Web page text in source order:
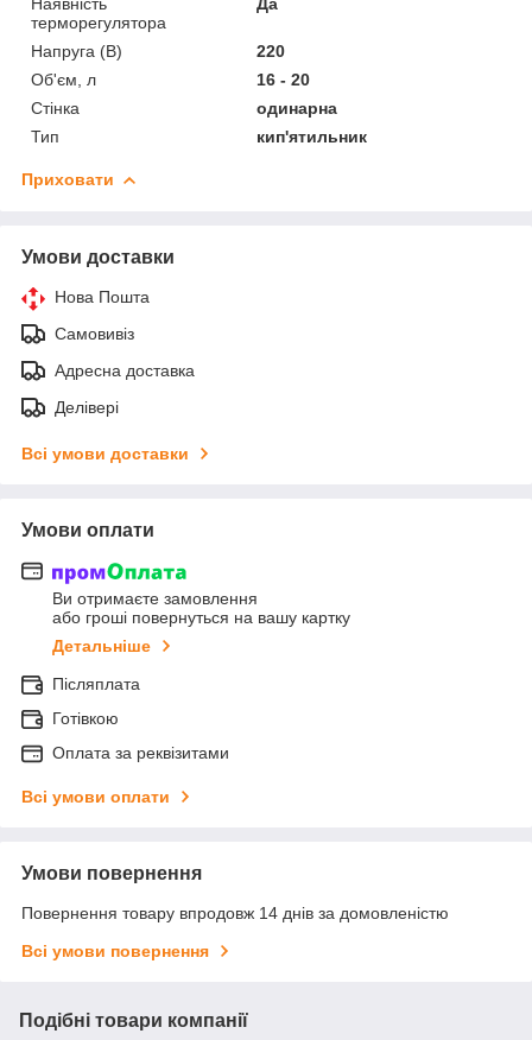
терморегулятора
Напруга (В)
220
Об'єм, л
16 - 20
Стінка
одинарна
Тип
кип'ятильник
Приховати
Умови доставки
Нова Пошта
Самовивіз
Адресна доставка
Делівері
Всі умови доставки
Умови оплати
Ви отримаєте замовлення
або гроші повернуться на вашу картку
Детальніше
Післяплата
Готівкою
Оплата за реквізитами
Всі умови оплати
Умови повернення
Повернення товару впродовж 14 днів за домовленістю
Всі умови повернення
Подібні товари компанії